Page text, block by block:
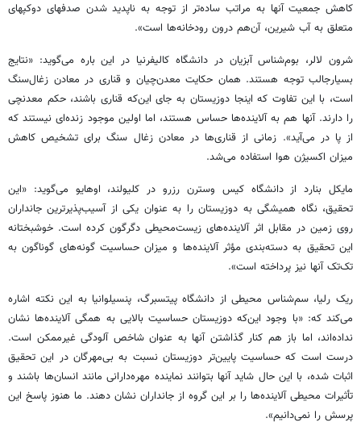
کاهش جمعیت آنها به مراتب ساده‌تر از توجه به ناپدید شدن صدفهای دوکپهای
متعلق به آب شیرین، آن‌هم درون رودخانه‌ها است».
شرون لالر، بوم‌شناس آبزیان در دانشگاه کالیفرنیا در این باره می‌گوید: «نتایج
بسیار‌جالب توجه هستند. همان حکایت معدن‌چیان و قناری در معادن زغال‌سنگ
است، با این تفاوت که اینجا دوزیستان به جای این‌که قناری باشند، حکم معدنچی
را دارند. آنها هم به آلاینده‌ها حساس هستند، اما اولین موجود زنده‌ای نیستند که
از پا در می‌آید». زمانی از قناری‌ها در معادن زغال سنگ برای تشخیص کاهش
میزان اکسیژن هوا استفاده می‌شد.
مایکل بنارد از دانشگاه کیس وسترن رزرو در کلیولند، اوهایو می‌گوید: «این
تحقیق، نگاه همیشگی به دوزیستان را به عنوان یکی از آسیب‌پذیر‌ترین جانداران
روی زمین در مقابل اثر آلاینده‌های زیست‌محیطی دگرگون کرده است. خوشبختانه
این تحقیق به دسته‌بندی مؤثر آلاینده‌ها و میزان حساسیت گونه‌های گوناگون به
تک‌تک آنها نیز پرداخته است».
ریک رلیا، سم‌شناس محیطی از دانشگاه پیتسبرگ، پنسیلوانیا به این نکته اشاره
می‌کند که: «با وجود این‌که دوزیستان حساسیت بالایی به همگی آلاینده‌ها نشان
نداده‌اند، اما باز هم کنار گذاشتن آنها به عنوان شاخص آلودگی غیر‌ممکن است.
درست است که حساسیت پایین‌تر دوزیستان نسبت به بی‌مهرگان در این تحقیق
اثبات شده، با این حال شاید آنها بتوانند نماینده مهره‌دارانی مانند انسان‌ها باشند و
تأثیرات محیطی آلاینده‌ها را بر این گروه از جانداران نشان دهند. ما هنوز پاسخ این
پرسش را نمی‌دانیم».